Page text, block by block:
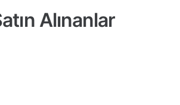
Alınanlar